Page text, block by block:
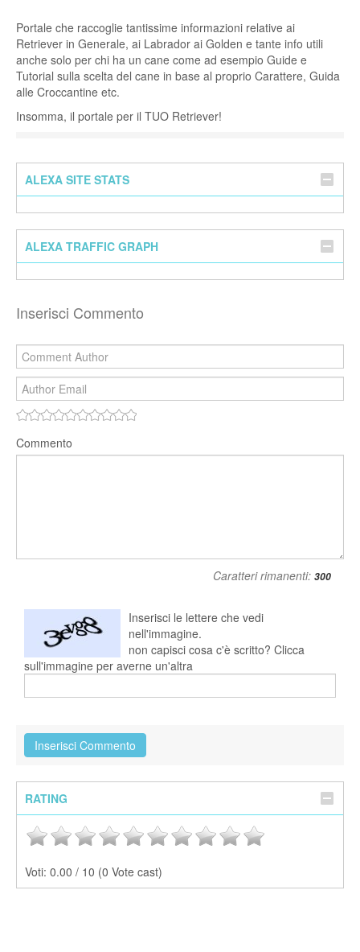
Portale che raccoglie tantissime informazioni relative ai
Retriever in Generale, ai Labrador ai Golden e tante info utili
anche solo per chi ha un cane come ad esempio Guide e
Tutorial sulla scelta del cane in base al proprio Carattere, Guida
alle Croccantine etc.
Insomma, il portale per il TUO Retriever!
ALEXA SITE STATS
ALEXA TRAFFIC GRAPH
Inserisci Commento
Commento
Caratteri rimanenti:
Inserisci le lettere che vedi
nell'immagine.
non capisci cosa c'è scritto? Clicca
sull'immagine per averne un'altra
RATING
Voti: 0.00 / 10 (0 Vote cast)